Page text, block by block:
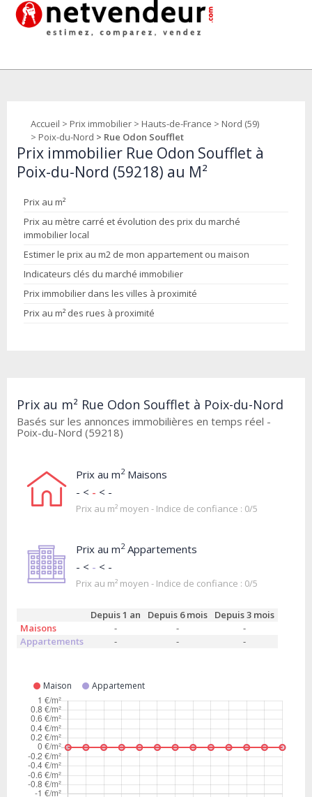
Accueil > Prix immobilier > Hauts-de-France > Nord (59)
> Poix-du-Nord > Rue Odon Soufflet
Prix immobilier Rue Odon Soufflet à
Poix-du-Nord (59218) au M²
Prix au m²
Prix au mètre carré et évolution des prix du marché
immobilier local
Estimer le prix au m2 de mon appartement ou maison
Indicateurs clés du marché immobilier
Prix immobilier dans les villes à proximité
Prix au m² des rues à proximité
Prix au m² Rue Odon Soufflet à Poix-du-Nord
Basés sur les annonces immobilières en temps réel -
Poix-du-Nord (59218)
Prix au m2Maisons
- < - < -
Prix au m² moyen - Indice de confiance : 0/5
Prix au m2Appartements
- < - < -
Prix au m² moyen - Indice de confiance : 0/5
Depuis 1 an Depuis 6 mois
Depuis 3 mois
Maisons
- -
-
Appartements
- - -
Maison Appartement